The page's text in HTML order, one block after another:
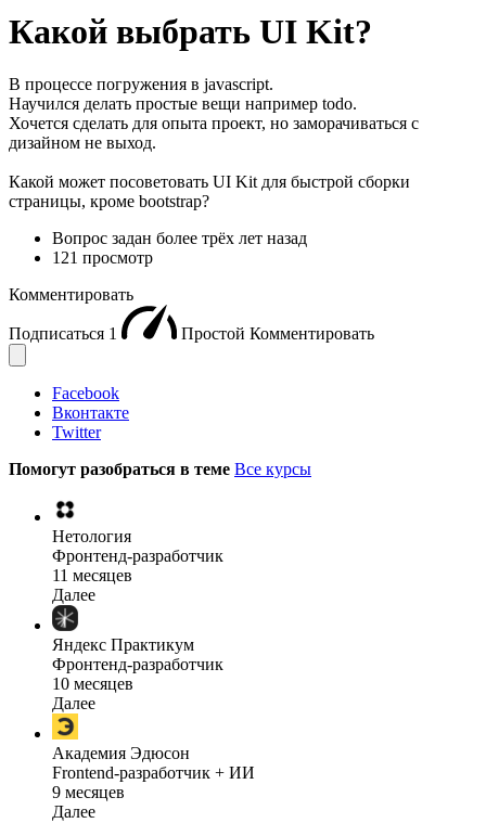
Какой выбрать UI Kit?
В процессе погружения в javascript.
Научился делать простые вещи например todo.
Хочется сделать для опыта проект, но заморачиваться с
дизайном не выход.
Какой может посоветовать UI Kit для быстрой сборки
страницы, кроме bootstrap?
Вопрос задан более трёх лет назад
121 просмотр
Комментировать
Подписаться 1 Простой Комментировать
Facebook
Вконтакте
Twitter
Помогут разобраться в теме Все курсы
Нетология
Фронтенд-разработчик
11 месяцев
Далее
Яндекс Практикум
Фронтенд-разработчик
10 месяцев
Далее
Академия Эдюсон
Frontend-разработчик + ИИ
9 месяцев
Далее